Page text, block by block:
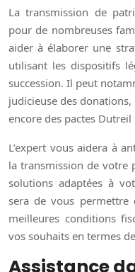
La transmission de
pour de nombreuses
aider à élaborer une
utilisant les dispositifs
succession. Il peut
judicieuse des
encore des pactes
L’expert vous aidera à
la transmission de votre
solutions adaptées à
sera de vous permettre
meilleures conditions
vos souhaits en termes
Assistance